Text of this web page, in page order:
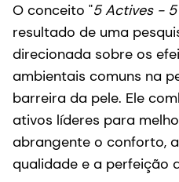
O conceito "5 Actives -
resultado de uma
direcionada sobre os
ambientais comuns na
barreira da pele. Ele
ativos líderes para
abrangente o conforto,
qualidade e a perfeição